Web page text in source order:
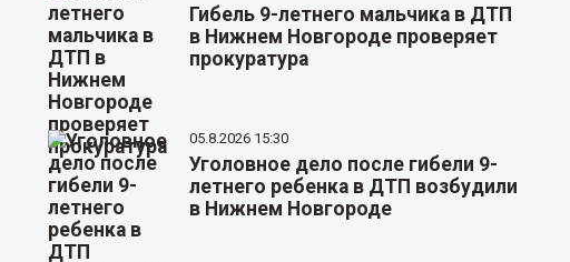
Гибель 9-летнего мальчика в ДТП
в Нижнем Новгороде проверяет
прокуратура
05.8.2026 15:30
Уголовное дело после гибели 9-
летнего ребенка в ДТП возбудили
в Нижнем Новгороде